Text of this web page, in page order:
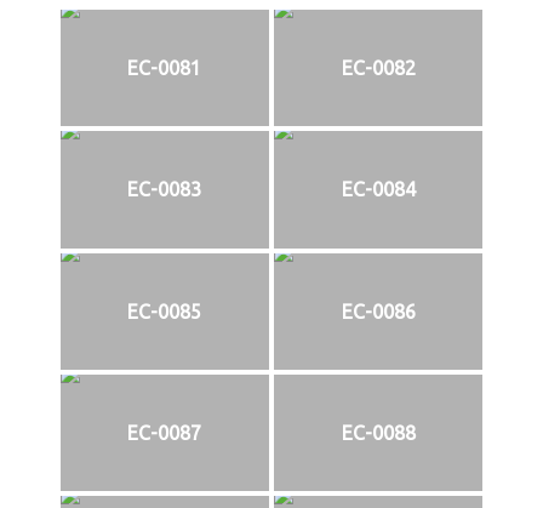
EC-0081 EC-0082
EC-0083 EC-0084
EC-0085 EC-0086
EC-0087 EC-0088